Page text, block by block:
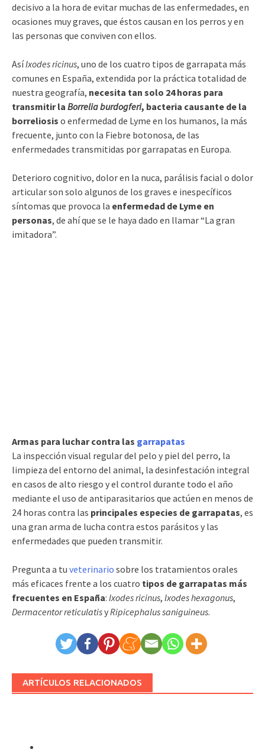
decisivo a la hora de evitar muchas de las enfermedades, en
ocasiones muy graves, que éstos causan en los perros y en
las personas que conviven con ellos.
AsíIxodes ricinus, uno de los cuatro tipos de garrapata más
comunes en España, extendida por la práctica totalidad de
nuestra geografía, necesita tan solo 24 horas para
transmitir la Borrelia burdogferi, bacteria causante de la
borreliosis o enfermedad de Lyme en los humanos, la más
frecuente, junto con la Fiebre botonosa, de las
enfermedades transmitidas por garrapatas en Europa.
Deterioro cognitivo, dolor en la nuca, parálisis facial o dolor
articular son solo algunos de los graves e inespecíficos
síntomas que provoca la enfermedad de Lyme en
personas, de ahí que se le haya dado en llamar “La gran
imitadora”.
Armas para luchar contra las garrapatas
La inspección visual regular del pelo y piel del perro, la
limpieza del entorno del animal, la desinfestación integral
en casos de alto riesgo y el control durante todo el año
mediante el uso de antiparasitarios que actúen en menos de
24 horas contra las principales especies de garrapatas, es
una gran arma de lucha contra estos parásitos y las
enfermedades que pueden transmitir.
Pregunta a tu veterinario sobre los tratamientos orales
más eficaces frente a los cuatro tipos de garrapatas más
frecuentes en España: Ixodes ricinus, Ixodes hexagonus,
Dermacentor reticulatisyRipicephalus saniguineus.
ARTÍCULOS RELACIONADOS